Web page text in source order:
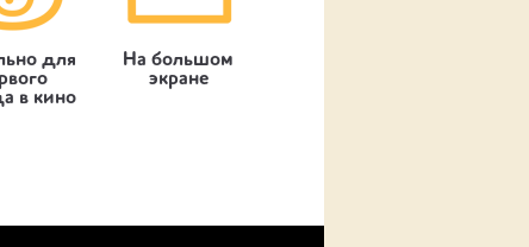
для
в кино
На большом
экране